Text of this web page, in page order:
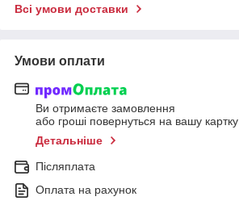
Всі умови доставки
Умови оплати
Ви отримаєте замовлення
або гроші повернуться на вашу картку
Детальніше
Післяплата
Оплата на рахунок